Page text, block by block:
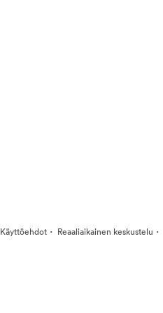
Käyttöehdot · Reaaliaikainen keskustelu ·